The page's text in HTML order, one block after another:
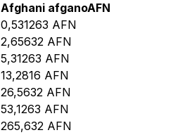
Afghani afganoAFN
0,531263 AFN
2,65632 AFN
5,31263 AFN
13,2816 AFN
26,5632 AFN
53,1263 AFN
265,632 AFN